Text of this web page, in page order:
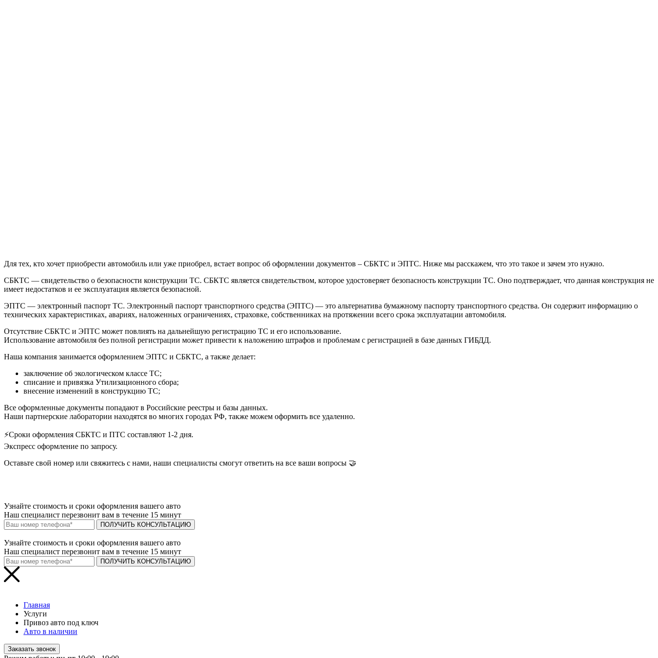
Для тех, кто хочет приобрести автомобиль или уже приобрел, встает вопрос об оформлении документов – СБКТС и ЭПТС. Ниже мы расскажем, что это такое и зачем это нужно.
СБКТС — свидетельство о безопасности конструкции ТС. СБКТС является свидетельством, которое удостоверяет безопасность конструкции ТС. Оно подтверждает, что данная конструкция не
имеет недостатков и ее эксплуатация является безопасной.
ЭПТС — электронный паспорт ТС. Электронный паспорт транспортного средства (ЭПТС) — это альтернатива бумажному паспорту транспортного средства. Он содержит информацию о
технических характеристиках, авариях, наложенных ограничениях, страховке, собственниках на протяжении всего срока эксплуатации автомобиля.
Отсутствие СБКТС и ЭПТС может повлиять на дальнейшую регистрацию ТС и его использование.
Использование автомобиля без полной регистрации может привести к наложению штрафов и проблемам с регистрацией в базе данных ГИБДД.
Наша компания занимается оформлением ЭПТС и СБКТС, а также делает:
заключение об экологическом классе ТС;
списание и привязка Утилизационного сбора;
внесение изменений в конструкцию ТС;
Все оформленные документы попадают в Российские реестры и базы данных.
Наши партнерские лаборатории находятся во многих городах РФ, также можем оформить все удаленно.
⚡️Сроки оформления СБКТС и ПТС составляют 1-2 дня.
Экспресс оформление по запросу.
Оставьте свой номер или свяжитесь с нами, наши специалисты смогут ответить на все ваши вопросы 🤝
Узнайте стоимость и сроки оформления вашего авто
Наш специалист перезвонит вам в течение 15 минут
ПОЛУЧИТЬ КОНСУЛЬТАЦИЮ
Узнайте стоимость и сроки оформления вашего авто
Наш специалист перезвонит вам в течение 15 минут
ПОЛУЧИТЬ КОНСУЛЬТАЦИЮ
Главная
Услуги
Привоз авто под ключ
Авто в наличии
Заказать звонок